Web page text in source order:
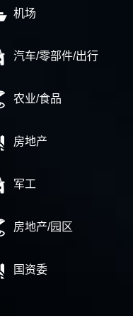
机场
汽车/零部件/出行
农业/食品
房地产
军工
房地产/园区
国资委